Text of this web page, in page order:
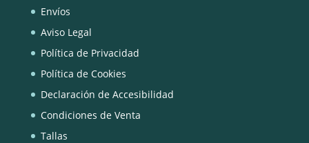
Envíos
Aviso Legal
Política de Privacidad
Política de Cookies
Declaración de Accesibilidad
Condiciones de Venta
Tallas